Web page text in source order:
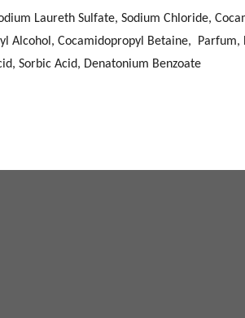
Laureth Sulfate, Sodium Chloride,
Alcohol, Cocamidopropyl Betaine, Parfum,
Sorbic Acid, Denatonium Benzoate